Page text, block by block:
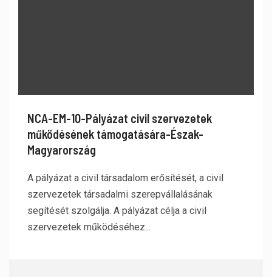
NCA-EM-10-Pályázat civil szervezetek
működésének támogatására-Észak-
Magyarország
A pályázat a civil társadalom erősítését, a civil
szervezetek társadalmi szerepvállalásának
segítését szolgálja. A pályázat célja a civil
szervezetek működéséhez...